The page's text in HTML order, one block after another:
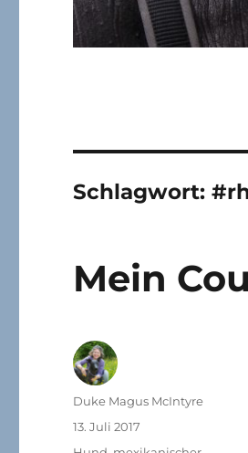
Schlagwort:
Mein
Autor
Duke Magus McIntyre
Veröffentlicht
13. Juli 2017